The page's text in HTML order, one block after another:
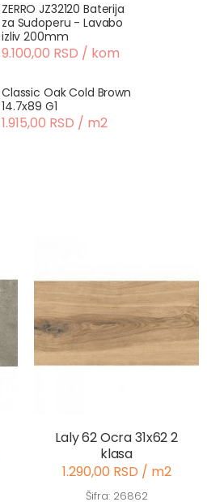
ZERRO JZ32120 Baterija
za Sudoperu - Lavabo
izliv 200mm
9.100,00 RSD / kom
Classic Oak Cold Brown
14.7x89 G1
1.915,00 RSD / m2
Laly 62 Ocra 31x62 2
klasa
1.290,00 RSD / m2
Šifra: 26862